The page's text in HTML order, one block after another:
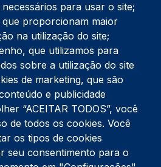
390 100
da Gafanha da Nazaré
para usar o site;
proporcionam maior
na utilização do site;
que utilizamos para
sobre a utilização do site
de marketing, que são
e publicidade
“ACEITAR TODOS”, você
de todos os cookies. Você
os tipos de cookies
seu consentimento para o